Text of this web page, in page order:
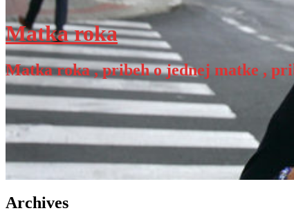
Matka roka
Matka roka , pribeh o jednej matke ,
Archives